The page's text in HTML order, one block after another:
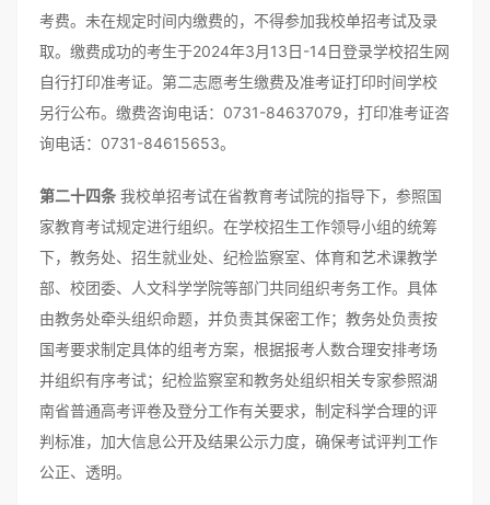
考费。未在规定时间内缴费的，不得参加我校单招考试及录
取。缴费成功的考生于2024年3月13日-14日登录学校招生网
自行打印准考证。第二志愿考生缴费及准考证打印时间学校
另行公布。缴费咨询电话：0731-84637079，打印准考证咨
询电话：0731-84615653。
第二十四条 我校单招考试在省教育考试院的指导下，参照国
家教育考试规定进行组织。在学校招生工作领导小组的统筹
下，教务处、招生就业处、纪检监察室、体育和艺术课教学
部、校团委、人文科学学院等部门共同组织考务工作。具体
由教务处牵头组织命题，并负责其保密工作；教务处负责按
国考要求制定具体的组考方案，根据报考人数合理安排考场
并组织有序考试；纪检监察室和教务处组织相关专家参照湖
南省普通高考评卷及登分工作有关要求，制定科学合理的评
判标准，加大信息公开及结果公示力度，确保考试评判工作
公正、透明。